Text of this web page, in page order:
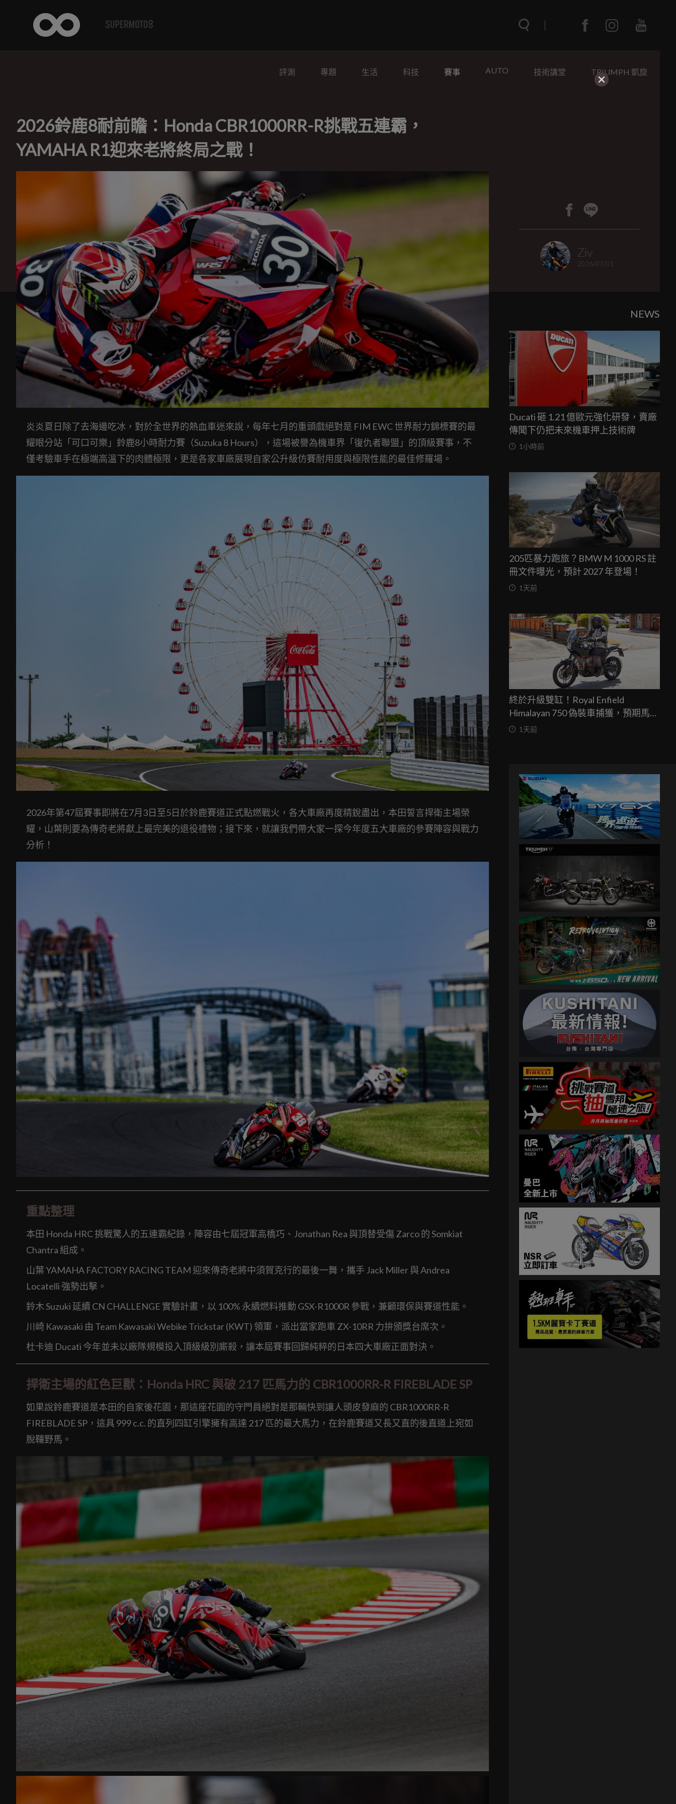
評測 專題 生活 科技 賽事 AUTO 技術講堂 TRIUMPH 凱旋
2026鈴鹿8耐前瞻：Honda CBR1000RR-R挑戰五連霸，
YAMAHA R1迎來老將終局之戰！
Ziv
2026/07/01
炎炎夏日除了去海邊吃冰，對於全世界的熱血車迷來說，每年七月的重頭戲絕對是 FIM EWC 世界耐力錦標賽的最
耀眼分站「可口可樂」鈴鹿8小時耐力賽（Suzuka 8 Hours），這場被譽為機車界「復仇者聯盟」的頂級賽事，不
僅考驗車手在極端高溫下的肉體極限，更是各家車廠展現自家公升級仿賽耐用度與極限性能的最佳修羅場。
2026年第47屆賽事即將在7月3日至5日於鈴鹿賽道正式點燃戰火，各大車廠再度精銳盡出，本田誓言捍衛主場榮
耀，山葉則要為傳奇老將獻上最完美的退役禮物；接下來，就讓我們帶大家一探今年度五大車廠的參賽陣容與戰力
分析！
重點整理
本田 Honda HRC 挑戰驚人的五連霸紀錄，陣容由七屆冠軍高橋巧、Jonathan Rea 與頂替受傷 Zarco 的 Somkiat
Chantra 組成。
山葉 YAMAHA FACTORY RACING TEAM 迎來傳奇老將中須賀克行的最後一舞，攜手 Jack Miller 與 Andrea
Locatelli 強勢出擊。
鈴木 Suzuki 延續 CN CHALLENGE 實驗計畫，以 100% 永續燃料推動 GSX-R1000R 參戰，兼顧環保與賽道性能。
川崎 Kawasaki 由 Team Kawasaki Webike Trickstar (KWT) 領軍，派出當家跑車 ZX-10RR 力拚頒獎台席次。
杜卡迪 Ducati 今年並未以廠隊規模投入頂級級別廝殺，讓本屆賽事回歸純粹的日本四大車廠正面對決。
捍衛主場的紅色巨獸：Honda HRC 與破 217 匹馬力的 CBR1000RR-R FIREBLADE SP
如果說鈴鹿賽道是本田的自家後花園，那這座花園的守門員絕對是那輛快到讓人頭皮發麻的 CBR1000RR-R
FIREBLADE SP，這具 999 c.c. 的直列四缸引擎擁有高達 217 匹的最大馬力，在鈴鹿賽道又長又直的後直道上宛如
脫韁野馬。
NEWS
Ducati 砸 1.21 億歐元強化研發，賣廠
傳聞下仍把未來機車押上技術牌
1小時前
205匹暴力跑旅？BMW M 1000 RS 註
冊文件曝光，預計 2027 年登場！
1天前
終於升級雙缸！Royal Enfield
Himalayan 750 偽裝車捕獲，預期馬力
突破67匹，最快米蘭車展亮相
1天前